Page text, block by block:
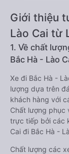
Giới thiệu
Lào Cai từ
1. Về chất
Bắc Hà - Lào
Xe đi Bắc Hà -
lượng dựa trên
khách hàng với
Chất lượng phục
trực tiếp bởi các
Cai đi Bắc Hà -
Chất lượng các